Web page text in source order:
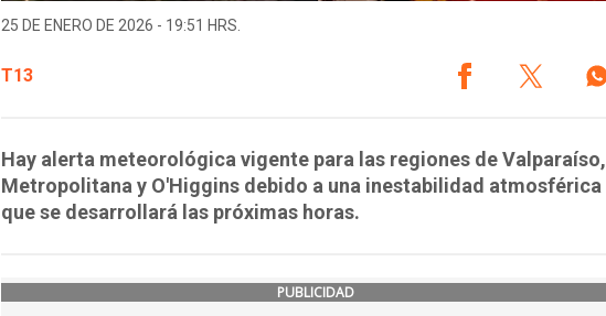
25 DE ENERO DE 2026 - 19:51 HRS.
T13
Hay alerta meteorológica vigente para las regiones de Valparaíso,
Metropolitana y O'Higgins debido a una inestabilidad atmosférica
que se desarrollará las próximas horas.
PUBLICIDAD